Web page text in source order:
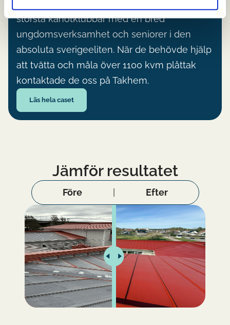
största kanotklubbar med en bred
ungdomsverksamhet och seniorer i den
absoluta sverigeeliten. När de behövde hjälp
att tvätta och måla över 1100 kvm plåttak
kontaktade de oss på Takhem.
Läs hela caset
Jämför resultatet
Före Efter